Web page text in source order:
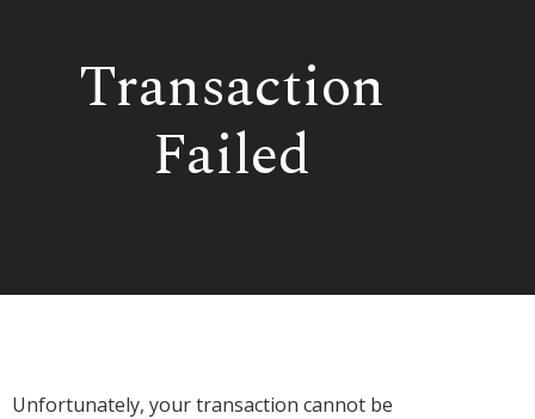
Transaction
Failed
Unfortunately, your transaction cannot be